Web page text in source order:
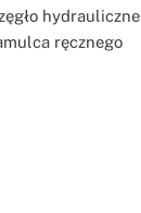
hydrauliczne
ręcznego